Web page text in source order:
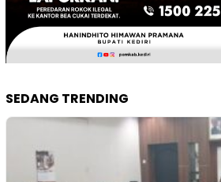
SEDANG TRENDING